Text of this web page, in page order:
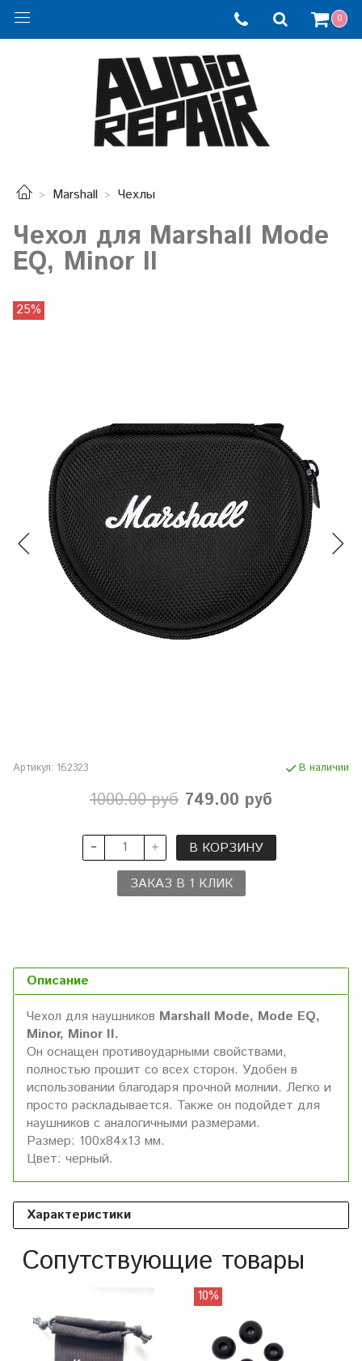
0
Marshall Чехлы
Чехол для Marshall Mode
EQ, Minor II
25%
Артикул: 162323 В наличии
1000.00 руб 749.00 руб
В КОРЗИНУ
ЗАКАЗ В 1 КЛИК
Описание
Чехол для наушников Marshall Mode, Mode EQ,
Minor, Minor II.
Он оснащен противоударными свойствами,
полностью прошит со всех сторон. Удобен в
использовании благодаря прочной молнии. Легко и
просто раскладывается. Также он подойдет для
наушников с аналогичными размерами.
Размер: 100х84х13 мм.
Цвет: черный.
Характеристики
Сопутствующие товары
10%